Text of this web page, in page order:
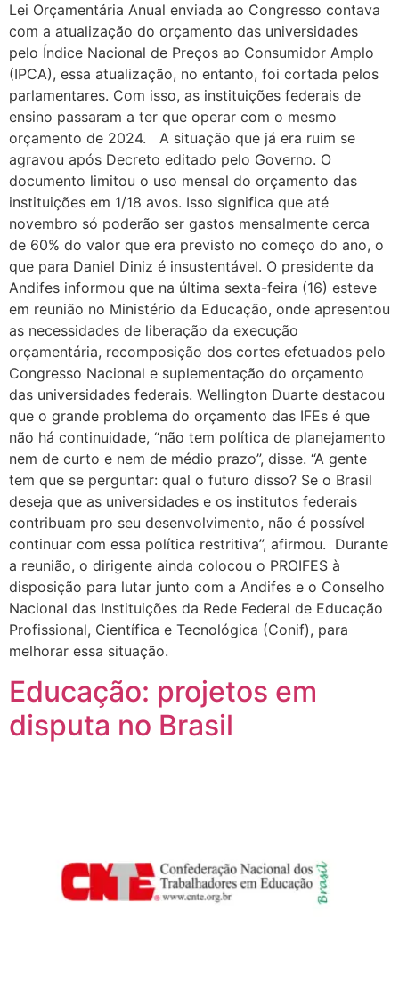
Lei Orçamentária Anual enviada ao Congresso contava
com a atualização do orçamento das universidades
pelo Índice Nacional de Preços ao Consumidor Amplo
(IPCA), essa atualização, no entanto, foi cortada pelos
parlamentares. Com isso, as instituições federais de
ensino passaram a ter que operar com o mesmo
orçamento de 2024. A situação que já era ruim se
agravou após Decreto editado pelo Governo. O
documento limitou o uso mensal do orçamento das
instituições em 1/18 avos. Isso significa que até
novembro só poderão ser gastos mensalmente cerca
de 60% do valor que era previsto no começo do ano, o
que para Daniel Diniz é insustentável. O presidente da
Andifes informou que na última sexta-feira (16) esteve
em reunião no Ministério da Educação, onde apresentou
as necessidades de liberação da execução
orçamentária, recomposição dos cortes efetuados pelo
Congresso Nacional e suplementação do orçamento
das universidades federais. Wellington Duarte destacou
que o grande problema do orçamento das IFEs é que
não há continuidade, “não tem política de planejamento
nem de curto e nem de médio prazo”, disse. “A gente
tem que se perguntar: qual o futuro disso? Se o Brasil
deseja que as universidades e os institutos federais
contribuam pro seu desenvolvimento, não é possível
continuar com essa política restritiva”, afirmou. Durante
a reunião, o dirigente ainda colocou o PROIFES à
disposição para lutar junto com a Andifes e o Conselho
Nacional das Instituições da Rede Federal de Educação
Profissional, Científica e Tecnológica (Conif), para
melhorar essa situação.
Educação: projetos em
disputa no Brasil